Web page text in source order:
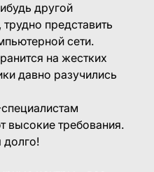
другой
представить
сети.
на жестких
давно разучились
высокие требования.
долго!